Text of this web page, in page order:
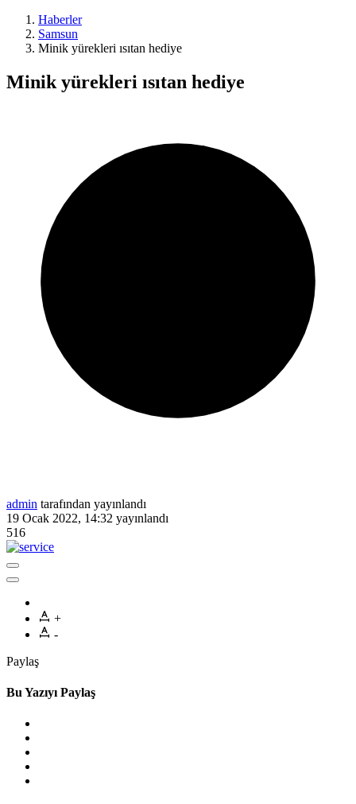
Haberler
Samsun
Minik yürekleri ısıtan hediye
Minik yürekleri ısıtan hediye
admin tarafından yayınlandı
19 Ocak 2022, 14:32 yayınlandı
516
+
-
Paylaş
Bu Yazıyı Paylaş